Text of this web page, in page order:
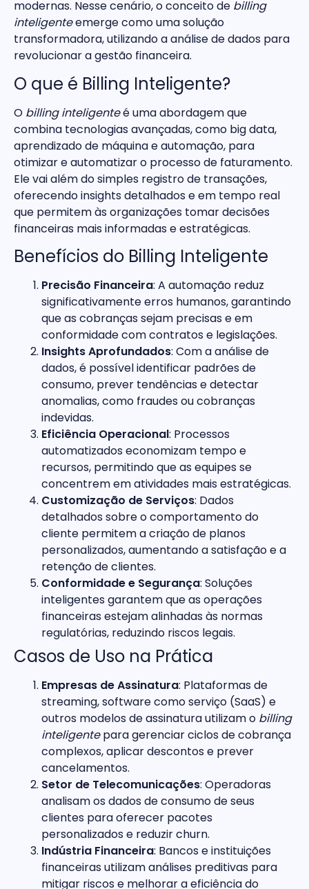
modernas. Nesse cenário, o conceito de billing
inteligenteemerge como uma solução
transformadora, utilizando a análise de dados para
revolucionar a gestão financeira.
O que é Billing Inteligente?
O billing inteligenteé uma abordagem que
combina tecnologias avançadas, como big data,
aprendizado de máquina e automação, para
otimizar e automatizar o processo de faturamento.
Ele vai além do simples registro de transações,
oferecendo insights detalhados e em tempo real
que permitem às organizações tomar decisões
financeiras mais informadas e estratégicas.
Benefícios do Billing Inteligente
Precisão Financeira: A automação reduz
significativamente erros humanos, garantindo
que as cobranças sejam precisas e em
conformidade com contratos e legislações.
Insights Aprofundados: Com a análise de
dados, é possível identificar padrões de
consumo, prever tendências e detectar
anomalias, como fraudes ou cobranças
indevidas.
Eficiência Operacional: Processos
automatizados economizam tempo e
recursos, permitindo que as equipes se
concentrem em atividades mais estratégicas.
Customização de Serviços: Dados
detalhados sobre o comportamento do
cliente permitem a criação de planos
personalizados, aumentando a satisfação e a
retenção de clientes.
Conformidade e Segurança: Soluções
inteligentes garantem que as operações
financeiras estejam alinhadas às normas
regulatórias, reduzindo riscos legais.
Casos de Uso na Prática
Empresas de Assinatura: Plataformas de
streaming, software como serviço (SaaS) e
outros modelos de assinatura utilizam o billing
inteligentepara gerenciar ciclos de cobrança
complexos, aplicar descontos e prever
cancelamentos.
Setor de Telecomunicações: Operadoras
analisam os dados de consumo de seus
clientes para oferecer pacotes
personalizados e reduzir churn.
Indústria Financeira: Bancos e instituições
financeiras utilizam análises preditivas para
mitigar riscos e melhorar a eficiência do